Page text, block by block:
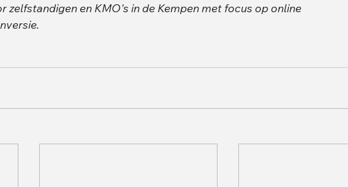
zelfstandigen en KMO's in de Kempen met focus op online